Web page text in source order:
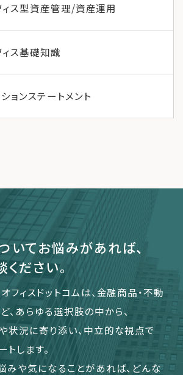
ィス型資産管理/資産運用
ィス基礎知識
ョンステートメント
いてお悩みがあれば、
ださい。
フィスドットコムは、金融商品・不動
、あらゆる選択肢の中から、
状況に寄り添い、中立的な視点で
します。
みや気になることがあれば、どんな